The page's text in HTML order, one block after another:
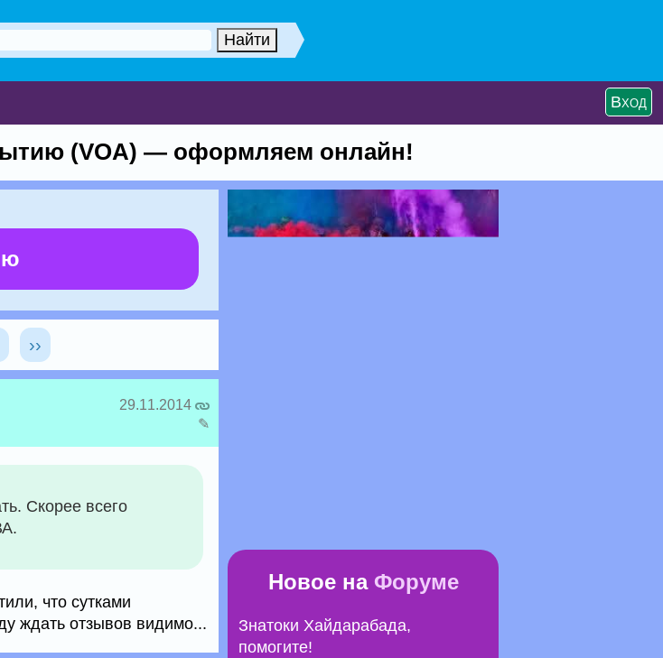
Вход
(VOA) — оформляем онлайн!
››
29.11.2014
✎
Скорее всего
что сутками
ждать отзывов видимо...
Новое на Форуме
Знатоки Хайдарабада,
помогите!